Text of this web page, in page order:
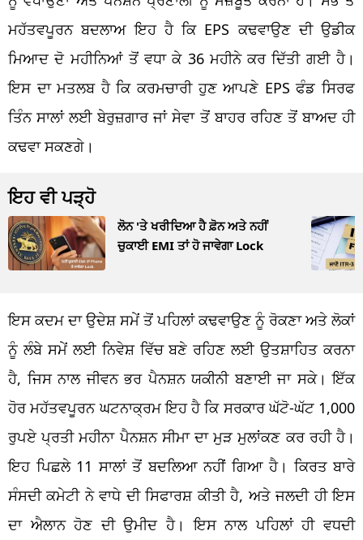
ਮਹੱਤਵਪੂਰਨ ਬਦਲਾਅ ਇਹ ਹੈ ਕਿ EPS ਕਢਵਾਉਣ ਦੀ ਉਡੀਕ
ਮਿਆਦ ਦੋ ਮਹੀਨਿਆਂ ਤੋਂ ਵਧਾ ਕੇ 36 ਮਹੀਨੇ ਕਰ ਦਿੱਤੀ ਗਈ ਹੈ।
ਇਸ ਦਾ ਮਤਲਬ ਹੈ ਕਿ ਕਰਮਚਾਰੀ ਹੁਣ ਆਪਣੇ EPSਫੰਡ ਸਿਰਫ
ਤਿੰਨ ਸਾਲਾਂ ਲਈ ਬੇਰੁਜ਼ਗਾਰ ਜਾਂ ਸੇਵਾ ਤੋਂ ਬਾਹਰ ਰਹਿਣ ਤੋਂ ਬਾਅਦ ਹੀ
ਕਢਵਾ ਸਕਣਗੇ।
ਇਹ ਵੀ ਪੜ੍ਹੋ
ਲੋਨ 'ਤੇ ਖਰੀਦਿਆ ਹੈ ਫ਼ੋਨ ਅਤੇ ਨਹੀਂ
ਚੁਕਾਈ EMI ਤਾਂ ਹੋ ਜਾਵੇਗਾ Lock
ਇਸ ਕਦਮ ਦਾਉਦੇਸ਼ਸਮੇਂ ਤੋਂ ਪਹਿਲਾਂ ਕਢਵਾਉਣ ਨੂੰ ਰੋਕਣਾ ਅਤੇ ਲੋਕਾਂ
ਨੂੰ ਲੰਬੇ ਸਮੇਂ ਲਈ ਨਿਵੇਸ਼ਵਿੱਚ ਬਣੇ ਰਹਿਣ ਲਈਉਤਸ਼ਾਹਿਤ ਕਰਨਾ
ਹੈ, ਜਿਸ ਨਾਲ ਜੀਵਨ ਭਰਪੈਨਸ਼ਨਯਕੀਨੀ ਬਣਾਈ ਜਾ ਸਕੇ। ਇੱਕ
ਹੋਰ ਮਹੱਤਵਪੂਰਨ ਘਟਨਾਕ੍ਰਮ ਇਹ ਹੈ ਕਿ ਸਰਕਾਰ ਘੱਟੋ-ਘੱਟ 1,000
ਰੁਪਏ ਪ੍ਰਤੀ ਮਹੀਨਾਪੈਨਸ਼ਨਸੀਮਾ ਦਾ ਮੁੜ ਮੁਲਾਂਕਣ ਕਰ ਰਹੀ ਹੈ।
ਇਹ ਪਿਛਲੇ 11 ਸਾਲਾਂ ਤੋਂ ਬਦਲਿਆ ਨਹੀਂ ਗਿਆ ਹੈ। ਕਿਰਤ ਬਾਰੇ
ਸੰਸਦੀ ਕਮੇਟੀ ਨੇ ਵਾਧੇ ਦੀਸਿਫਾਰਸ਼ਕੀਤੀ ਹੈ, ਅਤੇ ਜਲਦੀ ਹੀ ਇਸ
ਦਾ ਐਲਾਨ ਹੋਣ ਦੀ ਉਮੀਦ ਹੈ। ਇਸ ਨਾਲ ਪਹਿਲਾਂ ਹੀ ਵਧਦੀ